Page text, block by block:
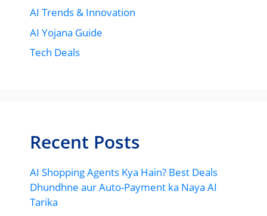
AI Trends & Innovation
AI Yojana Guide
Tech Deals
Recent Posts
AI Shopping Agents Kya Hain? Best Deals
Dhundhne aur Auto-Payment ka Naya AI
Tarika